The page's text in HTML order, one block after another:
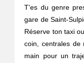
T'es du genre
gare de Saint-
Réserve ton taxi
coin, centrales de
main pour un